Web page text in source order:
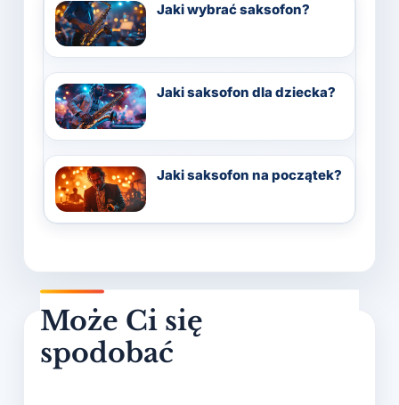
Jaki wybrać saksofon?
Jaki saksofon dla dziecka?
Jaki saksofon na początek?